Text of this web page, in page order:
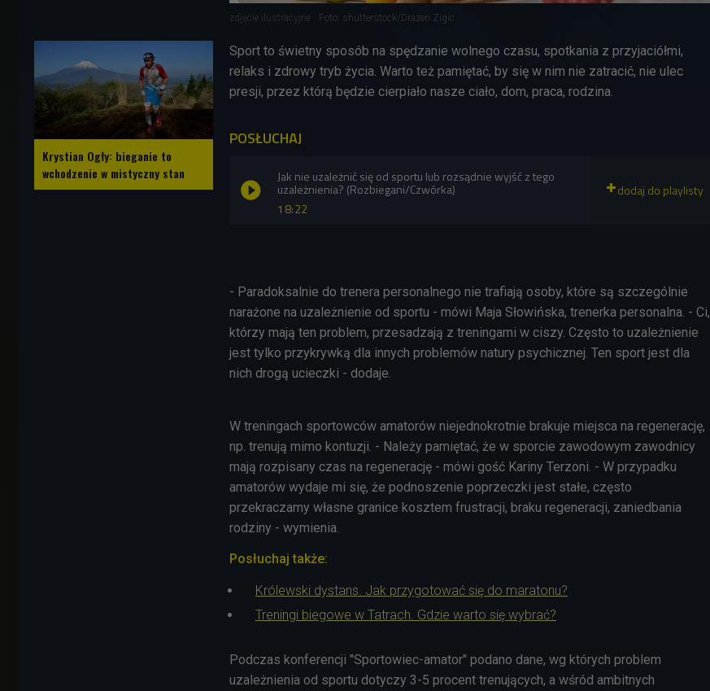
zdjęcie ilustracyjne Foto: shutterstock/Drazen Zigic
Krystian Ogły: bieganie to
wchodzenie w mistyczny stan
Sport to świetny sposób na spędzanie wolnego czasu, spotkania z przyjaciółmi,
relaks i zdrowy tryb życia. Warto też pamiętać, by się w nim nie zatracić, nie ulec
presji, przez którą będzie cierpiało nasze ciało, dom, praca, rodzina.
POSŁUCHAJ
18:22
Jak nie uzależnić się od sportu lub rozsądnie wyjść z tego
uzależnienia? (Rozbiegani/Czwórka)
- Paradoksalnie do trenera personalnego nie trafiają osoby, które są szczególnie
narażone na uzależnienie od sportu - mówi Maja Słowińska, trenerka personalna. - Ci,
którzy mają ten problem, przesadzają z treningami w ciszy. Często to uzależnienie
jest tylko przykrywką dla innych problemów natury psychicznej. Ten sport jest dla
nich drogą ucieczki - dodaje.
W treningach sportowców amatorów niejednokrotnie brakuje miejsca na regenerację,
np. trenują mimo kontuzji. - Należy pamiętać, że w sporcie zawodowym zawodnicy
mają rozpisany czas na regenerację - mówi gość Kariny Terzoni. - W przypadku
amatorów wydaje mi się, że podnoszenie poprzeczki jest stałe, często
przekraczamy własne granice kosztem frustracji, braku regeneracji, zaniedbania
rodziny - wymienia.
Posłuchaj także:
Królewski dystans. Jak przygotować się do maratonu?
Treningi biegowe w Tatrach. Gdzie warto się wybrać?
Podczas konferencji "Sportowiec-amator" podano dane, wg których problem
uzależnienia od sportu dotyczy 3-5 procent trenujących, a wśród ambitnych